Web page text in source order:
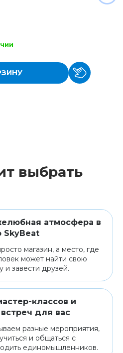
выбрать
атмосфера в
SkyBeat
магазин, а место, где
может найти свою
и завести друзей.
классов и
для вас
разные мероприятия,
и общаться с
единомышленников.